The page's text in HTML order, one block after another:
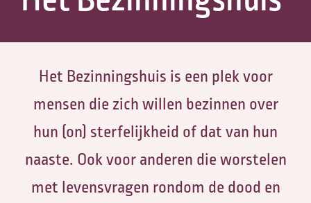
Het Bezinningshuis is een plek voor
mensen die zich willen bezinnen over
hun (on) sterfelijkheid of dat van hun
naaste. Ook voor anderen die worstelen
met levensvragen rondom de dood en